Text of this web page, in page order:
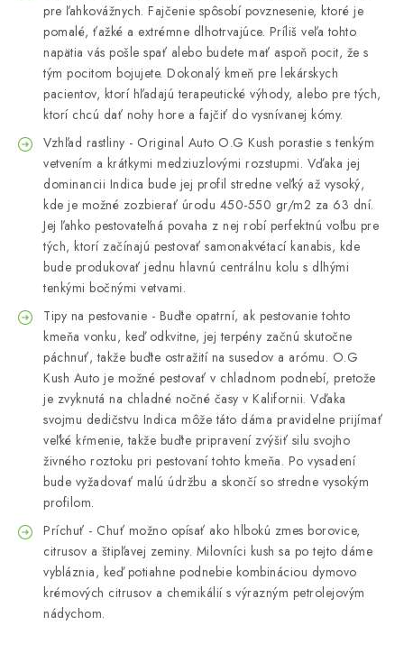
pre ľahkovážnych. Fajčenie spôsobí povznesenie, ktoré je
pomalé, ťažké a extrémne dlhotrvajúce. Príliš veľa tohto
napätia vás pošle spať alebo budete mať aspoň pocit, že s
tým pocitom bojujete. Dokonalý kmeň pre lekárskych
pacientov, ktorí hľadajú terapeutické výhody, alebo pre tých,
ktorí chcú dať nohy hore a fajčiť do vysnívanej kómy.
Vzhľad rastliny - Original Auto O.G Kush porastie s tenkým
vetvením a krátkymi medziuzlovými rozstupmi. Vďaka jej
dominancii Indica bude jej profil stredne veľký až vysoký,
kde je možné zozbierať úrodu 450-550 gr/m2 za 63 dní.
Jej ľahko pestovateľná povaha z nej robí perfektnú voľbu pre
tých, ktorí začínajú pestovať samonakvétací kanabis, kde
bude produkovať jednu hlavnú centrálnu kolu s dlhými
tenkými bočnými vetvami.
Tipy na pestovanie - Buďte opatrní, ak pestovanie tohto
kmeňa vonku, keď odkvitne, jej terpény začnú skutočne
páchnuť, takže buďte ostražití na susedov a arómu. O.G
Kush Auto je možné pestovať v chladnom podnebí, pretože
je zvyknutá na chladné nočné časy v Kalifornii. Vďaka
svojmu dedičstvu Indica môže táto dáma pravidelne prijímať
veľké kŕmenie, takže buďte pripravení zvýšiť silu svojho
živného roztoku pri pestovaní tohto kmeňa. Po vysadení
bude vyžadovať malú údržbu a skončí so stredne vysokým
profilom.
Príchuť - Chuť možno opísať ako hlbokú zmes borovice,
citrusov a štipľavej zeminy. Milovníci kush sa po tejto dáme
vybláznia, keď potiahne podnebie kombináciou dymovo
krémových citrusov a chemikálií s výrazným petrolejovým
nádychom.